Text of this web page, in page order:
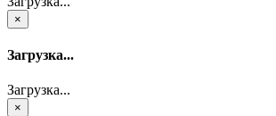
×
Загрузка...
Загрузка...
×